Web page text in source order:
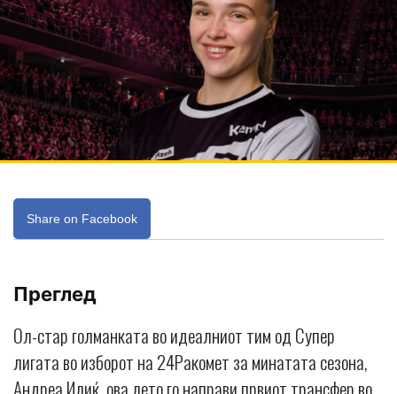
Share on Facebook
Преглед
Ол-стар голманката во идеалниот тим од Супер
лигата во изборот на 24Ракомет за минатата сезона,